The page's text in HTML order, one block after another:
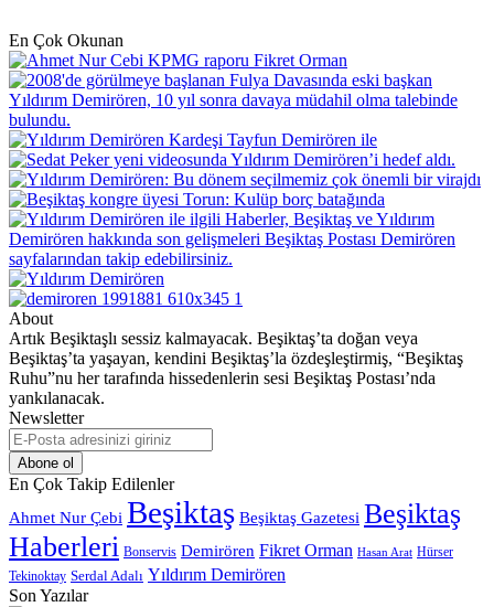
En Çok Okunan
About
Artık Beşiktaşlı sessiz kalmayacak. Beşiktaş’ta doğan veya
Beşiktaş’ta yaşayan, kendini Beşiktaş’la özdeşleştirmiş, “Beşiktaş
Ruhu”nu her tarafında hissedenlerin sesi Beşiktaş Postası’nda
yankılanacak.
Newsletter
E-
Posta
adresinizi
giriniz
En Çok Takip Edilenler
Ahmet Nur Çebi Beşiktaş Beşiktaş Gazetesi Beşiktaş
Haberleri Bonservis Demirören Fikret Orman Hasan Arat Hürser
Tekinoktay Serdal Adalı Yıldırım Demirören
Son Yazılar